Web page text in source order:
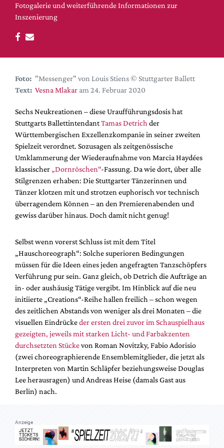
DdB-map
Kalender
Premierensuche
Festival-Planer
Hefte
Alle Hefte
Leseproben
Podcast
Service
Shop / Abo
Newsletter
Redaktion
Autor:innen
Partner
Suche
Fotogalerie und weiterführende Informationen zur
Inszenierung
Foto: "Messenger" von Louis Stiens © Stuttgarter Ballett
Text: Vesna Mlakar am 24. Februar 2020
Sechs Neukreationen – diese Uraufführungsdosis hat
Stuttgarts BallettintendantTamas Detrich der
Württembergischen Exzellenzkompanie in seiner zweiten
Spielzeit verordnet. Sozusagen als zeitgenössische
Umklammerung der Wiederaufnahme von Marcia Haydées
klassischer „Dornröschen“-Fassung. Da wie dort, über alle
Stilgrenzen erhaben: Die Stuttgarter Tänzerinnen und
Tänzer klotzen mit und strotzen euphorisch vor technisch
überragendem Können – an den Premierenabenden und
gewiss darüber hinaus. Doch damit nicht genug!
Selbst wenn vorerst Schluss ist mit dem Titel
„Hauschoreograph“: Solche superioren Bedingungen
müssen für die Ideen eines jeden angefragten Tanzschöpfers
Verführung pur sein. Ganz gleich, ob Detrich die Aufträge an
in- oder aushäusig Tätige vergibt. Im Hinblick auf die neu
initiierte „Creations“-Reihe hallen freilich – schon wegen
des zeitlichen Abstands von weniger als drei Monaten – die
visuellen Eindrückeder ersten drei zuvor im Schauspielhaus
gezeigten, jeweils mit starken Licht- und Farbakzenten
durchsetzten Stückevon Roman Novitzky, Fabio Adorisio
(zwei choreographierende Ensemblemitglieder, die jetzt als
Interpreten von Martin Schläpfer beziehungsweise Douglas
Lee herausragen) und Andreas Heise (damals Gast aus
Berlin) nach.
Anzeige